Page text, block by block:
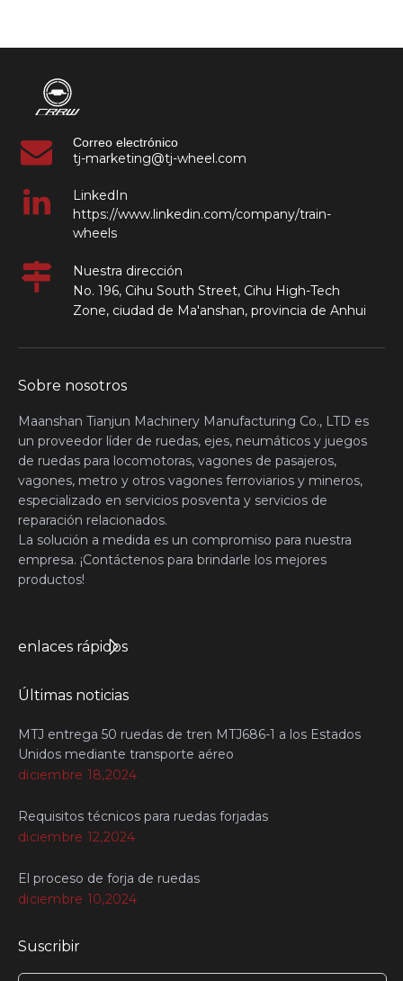
Correo electrónico
tj-marketing@tj-wheel.com
LinkedIn
https://www.linkedin.com/company/train-
wheels
Nuestra dirección
No. 196, Cihu South Street, Cihu High-Tech
Zone, ciudad de Ma'anshan, provincia de Anhui
Sobre nosotros
Maanshan Tianjun Machinery Manufacturing Co., LTD es
un proveedor líder de ruedas, ejes, neumáticos y juegos
de ruedas para locomotoras, vagones de pasajeros,
vagones, metro y otros vagones ferroviarios y mineros,
especializado en servicios posventa y servicios de
reparación relacionados.
La solución a medida es un compromiso para nuestra
empresa. ¡Contáctenos para brindarle los mejores
productos!
enlaces rápidos
Últimas noticias
MTJ entrega 50 ruedas de tren MTJ686-1 a los Estados
Unidos mediante transporte aéreo
diciembre 18,2024
Requisitos técnicos para ruedas forjadas
diciembre 12,2024
El proceso de forja de ruedas
diciembre 10,2024
Suscribir